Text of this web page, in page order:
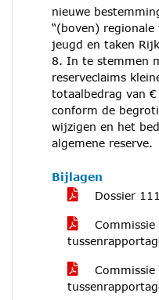
nieuwe
“(boven)
jeugd en taken
8. In te stemmen
reserveclaims
totaalbedrag van
conform de
wijzigen en het
algemene reserve.
Bijlagen
Dossier
Commissie
Commissie